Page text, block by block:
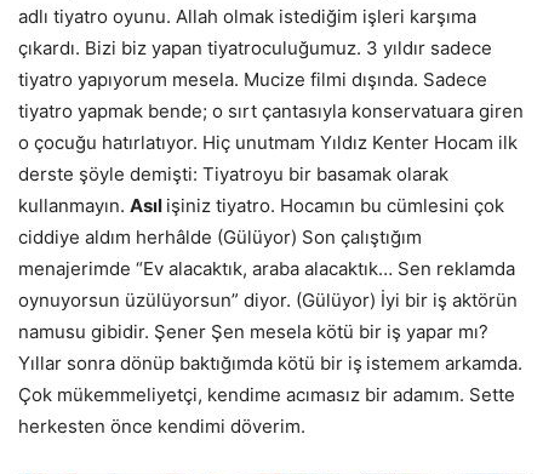
adlı tiyatro oyunu. Allah olmak istediğim işleri karşıma
çıkardı. Bizi biz yapan tiyatroculuğumuz. 3 yıldır sadece
tiyatro yapıyorum mesela. Mucize filmi dışında. Sadece
tiyatro yapmak bende; o sırt çantasıyla konservatuara giren
o çocuğu hatırlatıyor. Hiç unutmam Yıldız Kenter Hocam ilk
derste şöyle demişti: Tiyatroyu bir basamak olarak
kullanmayın. Asıl işiniz tiyatro. Hocamın bu cümlesini çok
ciddiye aldım herhâlde (Gülüyor) Son çalıştığım
menajerimde “Ev alacaktık, araba alacaktık… Sen reklamda
oynuyorsun üzülüyorsun” diyor. (Gülüyor) İyi bir iş aktörün
namusu gibidir. Şener Şen mesela kötü bir iş yapar mı?
Yıllar sonra dönüp baktığımda kötü bir iş istemem arkamda.
Çok mükemmeliyetçi, kendime acımasız bir adamım. Sette
herkesten önce kendimi döverim.